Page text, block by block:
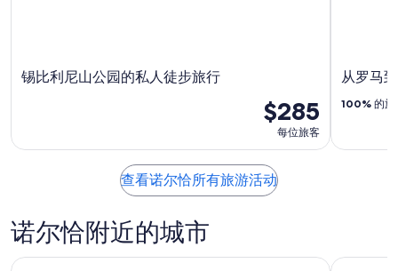
锡比利尼山公园的私人徒步旅行
$285
每位旅客
从罗马
100% 的旅
查看诺尔恰所有旅游活动
诺尔恰附近的城市